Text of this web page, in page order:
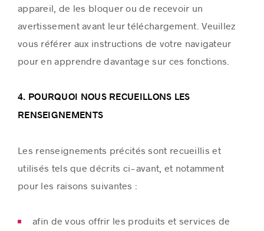
appareil, de les bloquer ou de recevoir un
avertissement avant leur téléchargement. Veuillez
vous référer aux instructions de votre navigateur
pour en apprendre davantage sur ces fonctions.
4. POURQUOI NOUS RECUEILLONS LES
RENSEIGNEMENTS
Les renseignements précités sont recueillis et
utilisés tels que décrits ci-avant, et notamment
pour les raisons suivantes :
afin de vous offrir les produits et services de